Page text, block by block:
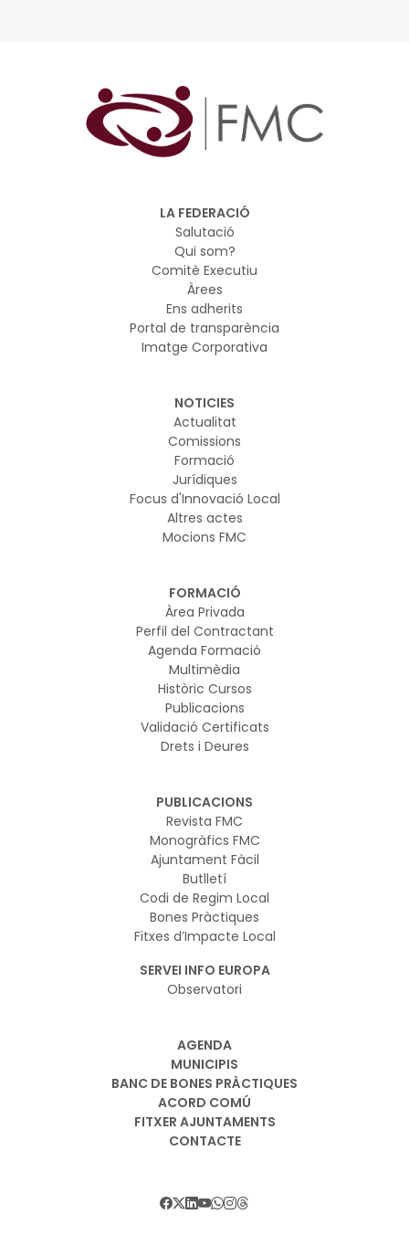
L’objectiu és dotar els i les participants dels
coneixements i eines necessaris per liderar projectes
d’Intel·ligència Artificial en l’àmbit local amb criteris
d’eficiència, seguretat jurídica i orientació al servei públic
LA FEDERACIÓ
Salutació
Qui som?
Comitè Executiu
Àrees
Ens adherits
Portal de transparència
Imatge Corporativa
NOTICIES
Actualitat
Comissions
Formació
Jurídiques
Focus d'Innovació Local
Altres actes
Mocions FMC
FORMACIÓ
Àrea Privada
Perfil del Contractant
Agenda Formació
Multimèdia
Històric Cursos
Publicacions
Validació Certificats
Drets i Deures
PUBLICACIONS
Revista FMC
Monogràfics FMC
Ajuntament Fàcil
Butlletí
Codi de Regim Local
Bones Pràctiques
Fitxes d’Impacte Local
SERVEI INFO EUROPA
Observatori
AGENDA
MUNICIPIS
BANC DE BONES PRÀCTIQUES
ACORD COMÚ
FITXER AJUNTAMENTS
CONTACTE